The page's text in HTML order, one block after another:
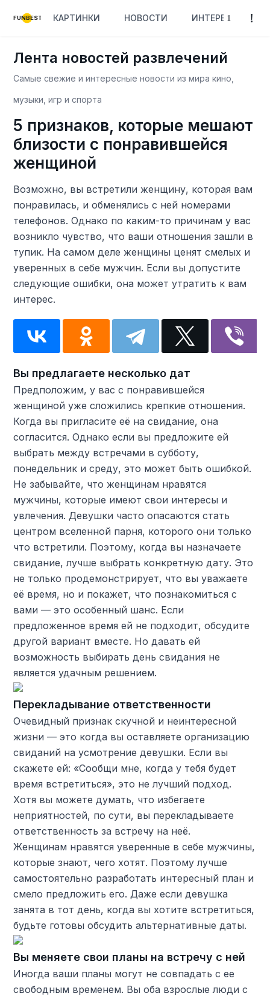
FUNBEST КАРТИНКИ НОВОСТИ ИНТЕРЕСНОЕ
Лента новостей развлечений
Самые свежие и интересные новости из мира кино,
музыки, игр и спорта
5 признаков, которые мешают
близости с понравившейся
женщиной
Возможно, вы встретили женщину, которая вам
понравилась, и обменялись с ней номерами
телефонов. Однако по каким-то причинам у вас
возникло чувство, что ваши отношения зашли в
тупик. На самом деле женщины ценят смелых и
уверенных в себе мужчин. Если вы допустите
следующие ошибки, она может утратить к вам
интерес.
Вы предлагаете несколько дат
Предположим, у вас с понравившейся
женщиной уже сложились крепкие отношения.
Когда вы пригласите её на свидание, она
согласится. Однако если вы предложите ей
выбрать между встречами в субботу,
понедельник и среду, это может быть ошибкой.
Не забывайте, что женщинам нравятся
мужчины, которые имеют свои интересы и
увлечения. Девушки часто опасаются стать
центром вселенной парня, которого они только
что встретили. Поэтому, когда вы назначаете
свидание, лучше выбрать конкретную дату. Это
не только продемонстрирует, что вы уважаете
её время, но и покажет, что познакомиться с
вами — это особенный шанс. Если
предложенное время ей не подходит, обсудите
другой вариант вместе. Но давать ей
возможность выбирать день свидания не
является удачным решением.
Перекладывание ответственности
Очевидный признак скучной и неинтересной
жизни — это когда вы оставляете организацию
свиданий на усмотрение девушки. Если вы
скажете ей: «Сообщи мне, когда у тебя будет
время встретиться», это не лучший подход.
Хотя вы можете думать, что избегаете
неприятностей, по сути, вы перекладываете
ответственность за встречу на неё.
Женщинам нравятся уверенные в себе мужчины,
которые знают, чего хотят. Поэтому лучше
самостоятельно разработать интересный план и
смело предложить его. Даже если девушка
занята в тот день, когда вы хотите встретиться,
будьте готовы обсудить альтернативные даты.
Вы меняете свои планы на встречу с ней
Иногда ваши планы могут не совпадать с ее
свободным временем. Вы оба взрослые люди с